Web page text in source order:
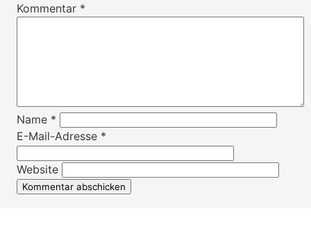
Kommentar *
Name *
E-Mail-Adresse *
Website